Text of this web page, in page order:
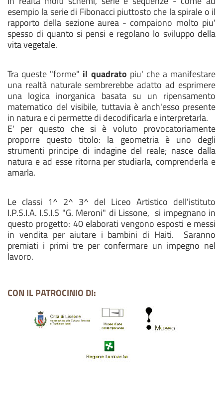
esempio la serie di Fibonacci piuttosto che la spirale o il
rapporto della sezione aurea - compaiono molto piu'
spesso di quanto si pensi e regolano lo sviluppo della
vita vegetale.
Tra queste "forme" il quadrato piu' che a manifestare
una realtà naturale sembrerebbe adatto ad esprimere
una logica inorganica basata su un ripensamento
matematico del visibile, tuttavia è anch'esso presente
in natura e ci permette di decodificarla e interpretarla.
E' per questo che si è voluto provocatoriamente
proporre questo titolo: la geometria è uno degli
strumenti principe di indagine del reale; nasce dalla
natura e ad esse ritorna per studiarla, comprenderla e
amarla.
Le classi 1^ 2^ 3^ del Liceo Artistico dell'istituto
I.P.S.I.A. I.S.I.S "G. Meroni" di Lissone, si impegnano in
questo progetto: 40 elaborati vengono esposti e messi
in vendita per aiutare i bambini di Haiti. Saranno
premiati i primi tre per confermare un impegno nel
lavoro.
CON IL PATROCINIO DI: